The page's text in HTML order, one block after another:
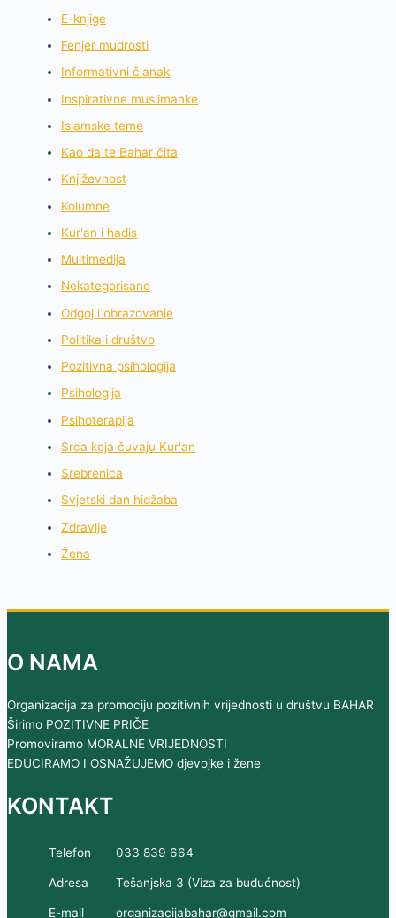
E-knjige
Fenjer mudrosti
Informativni članak
Inspirativne muslimanke
Islamske teme
Kao da te Bahar čita
Književnost
Kolumne
Kur'an i hadis
Multimedija
Nekategorisano
Odgoj i obrazovanje
Politika i društvo
Pozitivna psihologija
Psihologija
Psihoterapija
Srca koja čuvaju Kur'an
Srebrenica
Svjetski dan hidžaba
Zdravlje
Žena
O NAMA
Organizacija za promociju pozitivnih vrijednosti u društvu BAHAR
Širimo POZITIVNE PRIČE
Promoviramo MORALNE VRIJEDNOSTI
EDUCIRAMO I OSNAŽUJEMO djevojke i žene
KONTAKT
Telefon 033 839 664
Adresa Tešanjska 3 (Viza za budućnost)
E-mail organizacijabahar@gmail.com